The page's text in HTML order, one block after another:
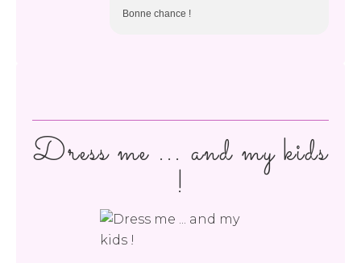
Bonne chance !
Dress me ... and my kids
!